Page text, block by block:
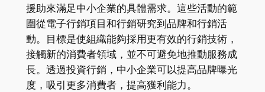
援助來滿足中小企業的具體需求。這些活動的範
圍從電子行銷項目和行銷研究到品牌和行銷活
動。目標是使組織能夠採用更有效的行銷技術，
接觸新的消費者領域，並不可避免地推動服務成
長。透過投資行銷，中小企業可以提高品牌曝光
度，吸引更多消費者，提高獲利能力。